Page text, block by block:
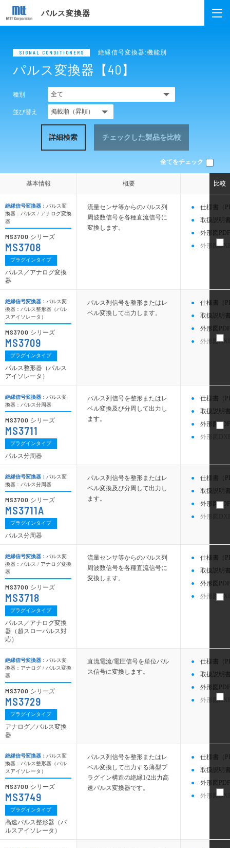
パルス変換器
SIGNAL CONDITIONERS 絶縁信号変換器:機能別
パルス変換器【40】
種別
並び替え
詳細検索 チェックした製品を比較
全てをチェック
概要
流量センサ等からのパルス列
周波数信号を各種直流信号に
変換します。
仕様書（
取扱説明
外形図
外形図
パルス列信号を整形またはレ
ベル変換して出力します。
仕様書（
取扱説明
外形図
外形図
パルス列信号を整形またはレ
ベル変換及び分周して出力し
ます。
仕様書（
取扱説明
外形図
外形図
パルス列信号を整形またはレ
ベル変換及び分周して出力し
ます。
仕様書（
取扱説明
外形図
外形図
流量センサ等からのパルス列
周波数信号を各種直流信号に
変換します。
仕様書（
取扱説明
外形図
外形図
直流電流/電圧信号を単位パル
ス信号に変換します。
仕様書（
取扱説明
外形図
外形図
パルス列信号を整形またはレ
ベル変換して出力する薄型プ
ラグイン構造の絶縁1/2出力高
速パルス変換器です。
仕様書（
取扱説明
外形図
外形図
概要
基本情報
絶縁信号変換器： パルス変
換器：パルス / アナログ変換
器
MS3700 シリーズ
MS3708
プラグインタイプ
パルス／アナログ変換
器
絶縁信号変換器： パルス変
換器：パルス整形器（パル
スアイソレータ）
MS3700 シリーズ
MS3709
プラグインタイプ
パルス整形器（パルス
アイソレータ）
絶縁信号変換器： パルス変
換器：パルス分周器
MS3700 シリーズ
MS3711
プラグインタイプ
パルス分周器
絶縁信号変換器： パルス変
換器：パルス分周器
MS3700 シリーズ
MS3711A
プラグインタイプ
パルス分周器
絶縁信号変換器： パルス変
換器：パルス / アナログ変換
器
MS3700 シリーズ
MS3718
プラグインタイプ
パルス／アナログ変換
器（超スローパルス対
応）
絶縁信号変換器： パルス変
換器：アナログ / パルス変換
器
MS3700 シリーズ
MS3729
プラグインタイプ
アナログ／パルス変換
器
絶縁信号変換器： パルス変
換器：パルス整形器（パル
スアイソレータ）
MS3700 シリーズ
MS3749
プラグインタイプ
高速パルス整形器（パ
ルスアイソレータ）
基本情報 比較
比較